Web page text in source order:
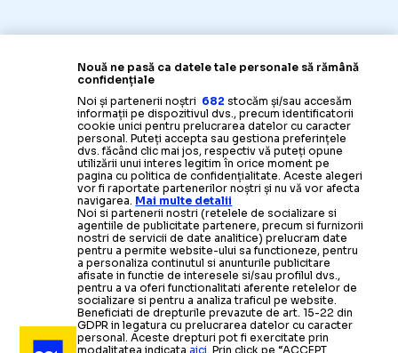
Nouă ne pasă ca datele tale personale să rămână
confidențiale
Noi și partenerii noștri 682 stocăm și/sau accesăm
informații pe dispozitivul dvs., precum identificatorii
cookie unici pentru prelucrarea datelor cu caracter
personal. Puteți accepta sau gestiona preferințele
dvs. făcând clic mai jos, respectiv vă puteți opune
utilizării unui interes legitim în orice moment pe
pagina cu politica de confidențialitate. Aceste alegeri
vor fi raportate partenerilor noștri și nu vă vor afecta
navigarea. Mai multe detalii
Noi si partenerii nostri (retelele de socializare si
agentiile de publicitate partenere, precum si furnizorii
nostri de servicii de date analitice) prelucram date
pentru a permite website-ului sa functioneze, pentru
a personaliza continutul si anunturile publicitare
afisate in functie de interesele si/sau profilul dvs.,
pentru a va oferi functionalitati aferente retelelor de
socializare si pentru a analiza traficul pe website.
Beneficiati de drepturile prevazute de art. 15-22 din
GDPR in legatura cu prelucrarea datelor cu caracter
personal. Aceste drepturi pot fi exercitate prin
modalitatea indicataaici. Prin click pe “ACCEPT